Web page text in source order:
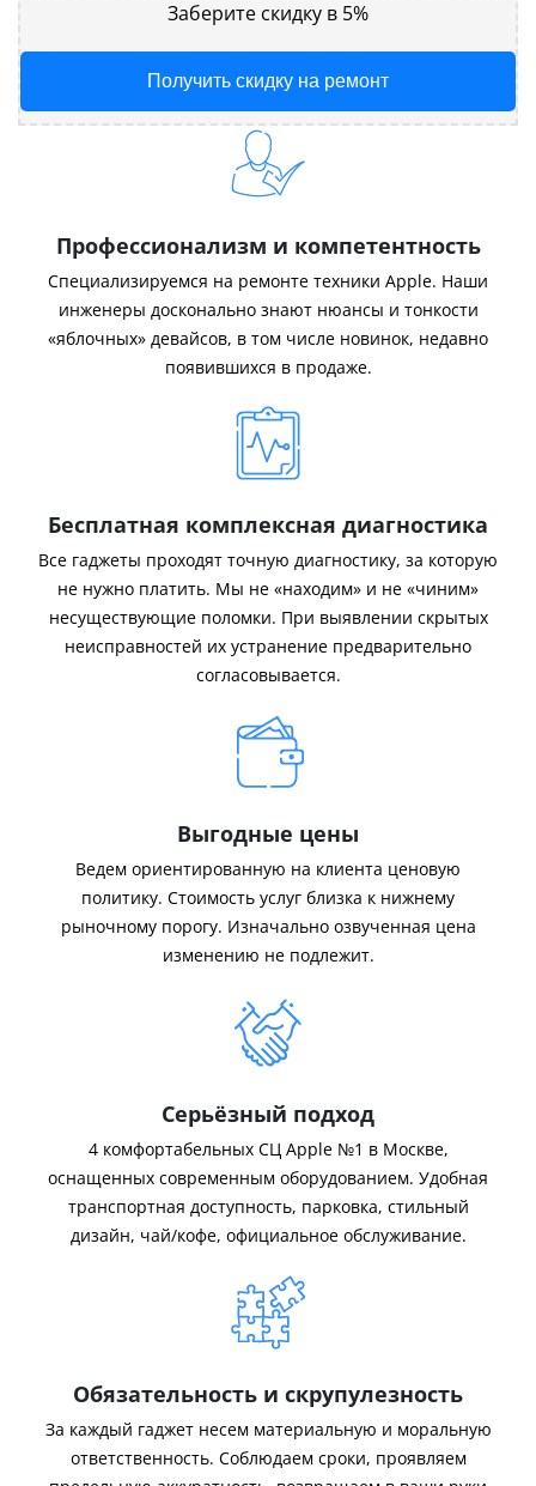
Заберите скидку в 5%
Получить скидку на ремонт
Профессионализм и компетентность
Специализируемся на ремонте техники Apple. Наши
инженеры досконально знают нюансы и тонкости
«яблочных» девайсов, в том числе новинок, недавно
появившихся в продаже.
Бесплатная комплексная диагностика
Все гаджеты проходят точную диагностику, за которую
не нужно платить. Мы не «находим» и не «чиним»
несуществующие поломки. При выявлении скрытых
неисправностей их устранение предварительно
согласовывается.
Выгодные цены
Ведем ориентированную на клиента ценовую
политику. Стоимость услуг близка к нижнему
рыночному порогу. Изначально озвученная цена
изменению не подлежит.
Серьёзный подход
4 комфортабельных СЦ Apple №1 в Москве,
оснащенных современным оборудованием. Удобная
транспортная доступность, парковка, стильный
дизайн, чай/кофе, официальное обслуживание.
Обязательность и скрупулезность
За каждый гаджет несем материальную и моральную
ответственность. Соблюдаем сроки, проявляем